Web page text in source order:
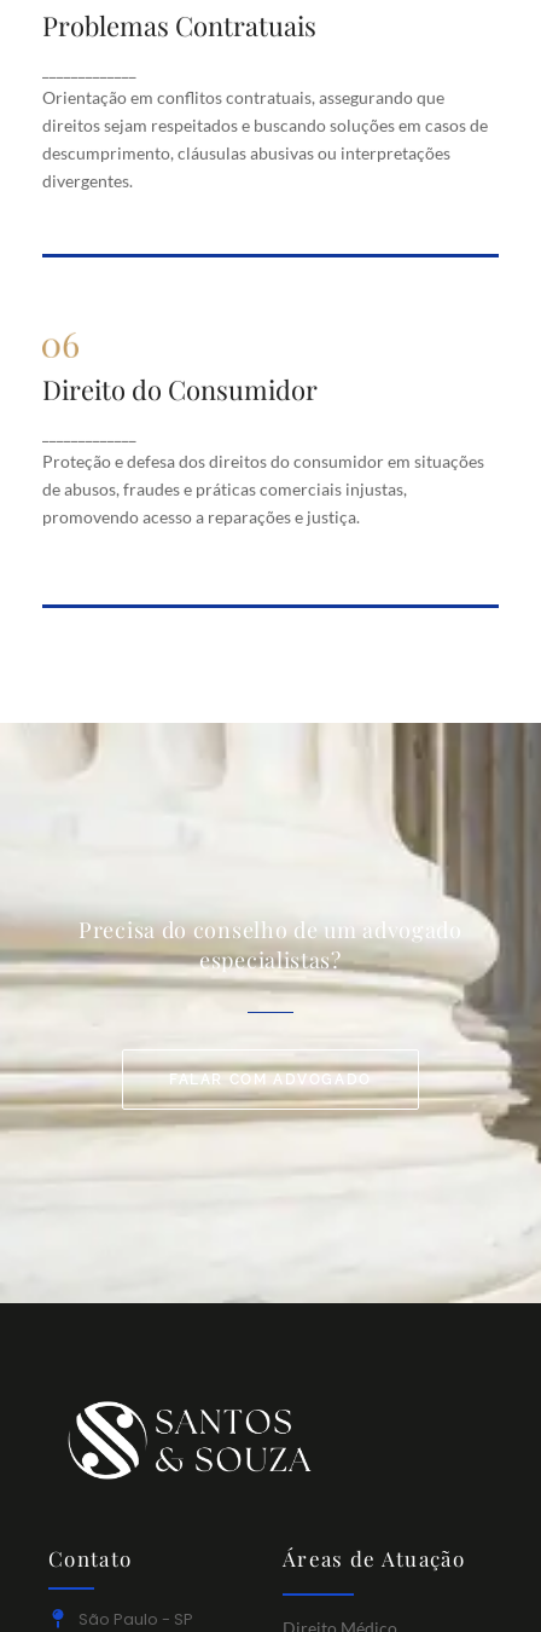
Problemas Contratuais
Orientação em conflitos contratuais, assegurando que
direitos sejam respeitados e buscando soluções em casos de
descumprimento, cláusulas abusivas ou interpretações
divergentes.
Problemas Contratuais
que direitos sejam respeitados e buscando soluções
em casos de descumprimento, cláusulas abusivas
ou interpretações divergentes.
Direito do Consumidor
Proteção e defesa dos direitos do consumidor em situações
de abusos, fraudes e práticas comerciais injustas,
promovendo acesso a reparações e justiça.
Direito do Consumidor
situações de abusos, fraudes e práticas comerciais
injustas, promovendo acesso a reparações e justiça.
Precisa do conselho de um advogado
especialistas?
FALAR COM ADVOGADO
Contato
São Paulo - SP
Áreas de Atuação
Direito Médico